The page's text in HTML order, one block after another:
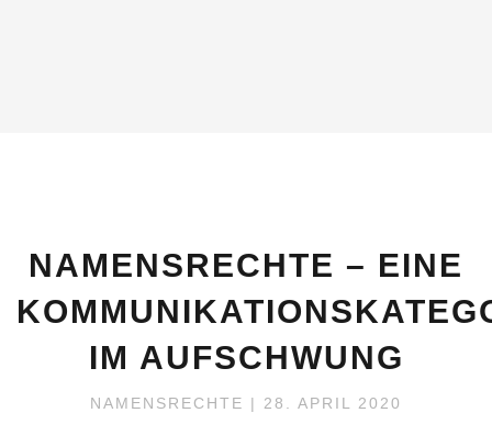
NAMENSRECHTE – EINE
IM AUFSCHWUNG
NAMENSRECHTE | 28. APRIL 2020